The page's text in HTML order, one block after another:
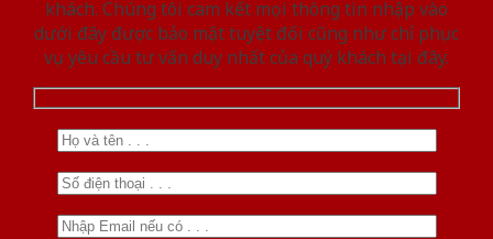
khách. Chúng tôi cam kết mọi thông tin nhập vào
dưới đây được bảo mật tuyệt đối cũng như chỉ phục
vụ yêu cầu tư vấn duy nhất của quý khách tại đây.